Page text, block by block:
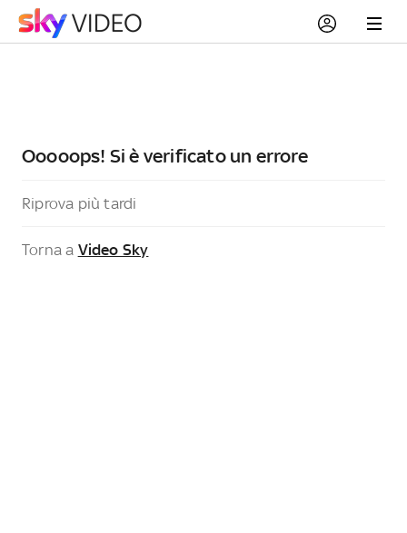
Ooooops! Si è verificato un errore
Riprova più tardi
Torna a Video Sky